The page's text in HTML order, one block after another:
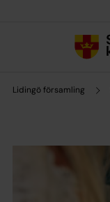
Lidingö församling